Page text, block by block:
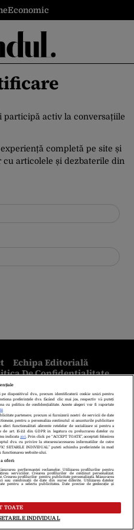
Economic
activ la conversațiile
completă pe site și
articolele și dezbaterile din
Echipa Editorială
De Confidențialitate
Condiții
© 2026
semne. Nici o instituţie sau persoană
monitorizare) nu poate reproduce
de Drepturi de Autor.
Jocurile de noroc sunt interzise